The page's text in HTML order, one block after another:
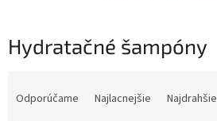
Hydratačné šampóny
Odporúčame Najlacnejšie Najdrahšie